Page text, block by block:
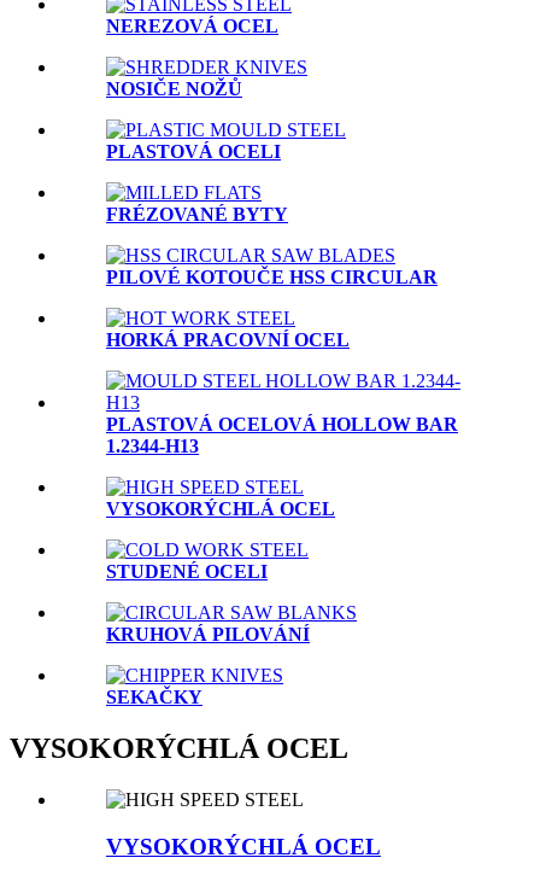
NEREZOVÁ OCEL
NOSIČE NOŽŮ
PLASTOVÁ OCELI
FRÉZOVANÉ BYTY
PILOVÉ KOTOUČE HSS CIRCULAR
HORKÁ PRACOVNÍ OCEL
PLASTOVÁ OCELOVÁ HOLLOW BAR
1.2344-H13
VYSOKORÝCHLÁ OCEL
STUDENÉ OCELI
KRUHOVÁ PILOVÁNÍ
SEKAČKY
VYSOKORÝCHLÁ OCEL
VYSOKORÝCHLÁ OCEL